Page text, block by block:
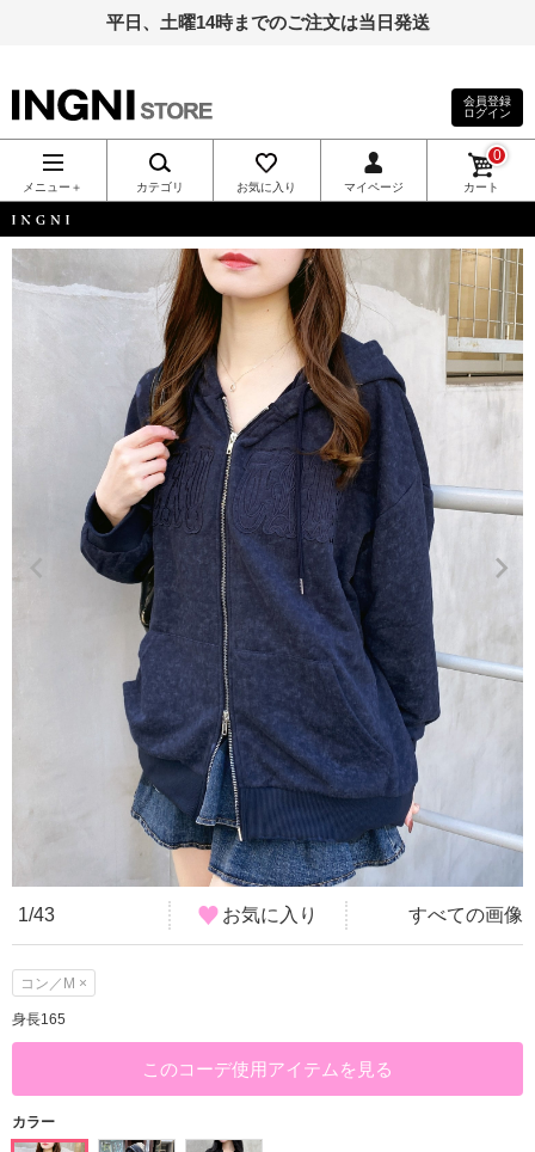
平日、土曜14時までのご注文は当日発送
INGNI（イン
グ）公式通
販｜INGNI
STORE
会員登録
ログイン
メニュー＋ カテゴリ お気に入り マイページ カート
0
INGNI
1/43 お気に入り すべての画像
コン／M ×
身長165
このコーデ使用アイテムを見る
カラー